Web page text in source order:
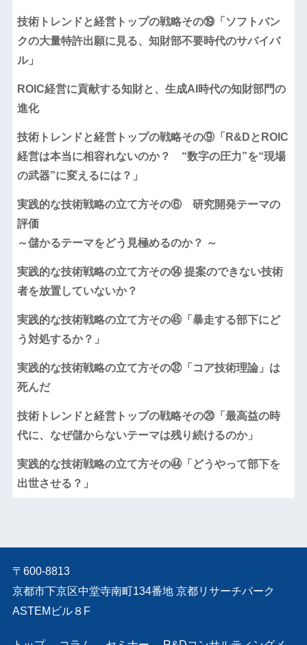
技術トレンドと経営トップの戦略その⑲「ソフトバン
クの大量特許出願に見る、知財部不要時代のサバイバ
ル」
ROIC経営に貢献する知財と、生成AI時代の知財部門の
進化
技術トレンドと経営トップの戦略その⑨「R&DとROIC
経営は本当に相容れないのか？ “数字の圧力”を“現場
の武器”に変えるには？」
実践的な技術戦略の立て方その⑥ 研究開発テーマの
評価
～儲かるテーマをどう見極めるのか？ ～
実践的な技術戦略の立て方その⑭ 提案のできない技術
者を放置していないか？
実践的な技術戦略の立て方その㊺「暴走する部下にど
う対処するか？」
実践的な技術戦略の立て方その㉜「コア技術理論」は
死んだ
技術トレンドと経営トップの戦略その⑳「最高益の時
代に、なぜ儲からないテーマは残り続けるのか」
実践的な技術戦略の立て方その㊹「どうやって部下を
出世させる？」
〒600-8813
京都市下京区中堂寺南町134番地 京都リサーチパーク
ASTEMビル８F